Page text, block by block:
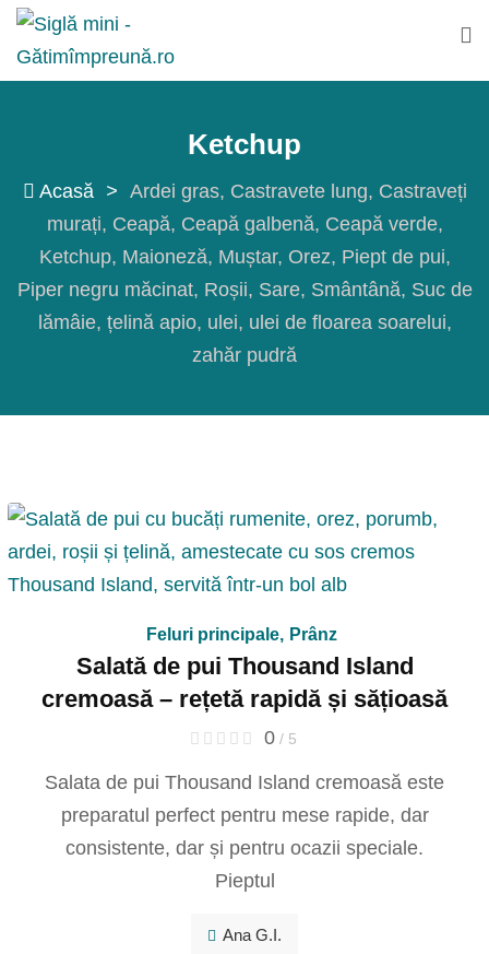
Sări
conținut
Ketchup
Acasă > Ardei gras Castravete lung Castraveți
murați Ceapă Ceapă galbenă Ceapă verde
Ketchup Maioneză Muștar Orez Piept de pui
Piper negru măcinat Roșii Sare Smântână Suc de
lămâie țelină apio ulei ulei de floarea soarelui
zahăr pudră
Feluri principale, Prânz
Salată de pui Thousand Island
cremoasă – rețetă rapidă și sățioasă
0/ 5
Salata de pui Thousand Island cremoasă este
preparatul perfect pentru mese rapide, dar
consistente, dar și pentru ocazii speciale.
Pieptul
Ana G.I.